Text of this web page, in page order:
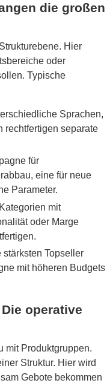
die großen
Hier
oder
Typische
Sprachen,
rechtfertigen separate
für
eine für neue
Parameter.
mit
oder Marge
stärksten Topseller
mit höheren Budgets
operative
mit Produktgruppen.
Struktur. Hier wird
Gebote bekommen